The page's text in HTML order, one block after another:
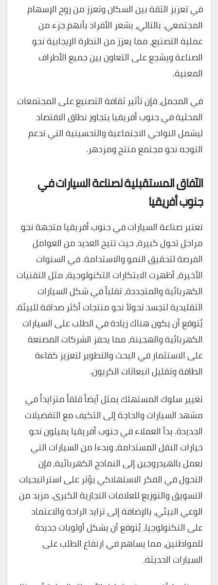
في تعزيز الثقة بين السكان وتعزز من روح الإسهام
المجتمعي. بالتالي، يشعر الأفراد بأنهم جزء من
عملية التصنيع، مما يعزز من النظرة الإيجابية نحو
الصناعة ويشجع على التعاون بين جميع الأطراف
المعنية.
في المجمل، فإن تأثير ثقافة التصنيع على المجتمعات
المحلية في جنوب أفريقيا يتجاوز نطاق الاقتصاد
ليشمل النواحي الاجتماعية والتحسينية التي تدعم
التوجه نحو مجتمع منتج ومزدهر.
الآفاق المستقبلية لصناعة السيارات في
جنوب أفريقيا
تعتبر صناعة السيارات في جنوب أفريقيا متجهة نحو
مراحل تحول كبيرة، حيث تتيح العديد من العوامل
الفرصة لتحقيق النمو والاستدامة. في السنوات
الأخيرة، أظهرت الابتكارات التكنولوجية، مثل التقنيات
الكهربائية والمتجددة، تقلباً في شكل السيارات
التقليدية لتجسد تحولاً نحو منتجات أكثر صداقة للبيئة.
يُتوقع أن يكون هناك زيادة في الطلب على السيارات
الكهربائية والهجينة، مما يحفز الشركات المصنعة
على الاستثمار في البحث والتطوير لتعزيز كفاءة
الطاقة وتقليل انبعاثات الكربون.
تغيير سلوك المستهلك يمثل أيضاً قلقاً متزايداً في
مشهد السيارات والحاجة إلى التكيف مع التفضيلات
الجديدة. بدأ العملاء في جنوب أفريقيا يميلون نحو
خيارات النقل المستدامة، وبدءا من السيارات التي
تعمل بالهيدروجين إلى النماذج الكهربائية، فإن
التحول في الفكر الاستهلاكي يؤثر على استراتيجيات
التسويق والتوزيع للعلامات التجارية الكبرى. مزيد من
الوعي البيئي، بالإضافة إلى تزايد الراحة والاعتماد
على التكنولوجيا، يُتوقع أن يشكل أولويات جديدة
للمواطنين، مما يساهم في ارتفاع الطلب على
السيارات الحديثة.